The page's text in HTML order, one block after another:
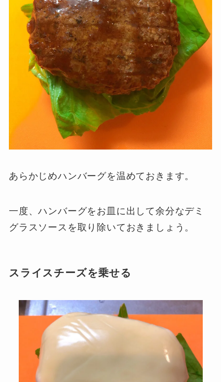
あらかじめハンバーグを温めておきます。
一度、ハンバーグをお皿に出して余分なデミ
グラスソースを取り除いておきましょう。
スライスチーズを乗せる